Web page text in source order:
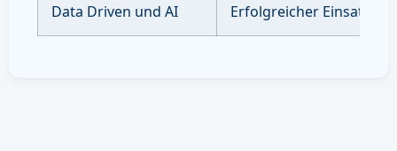
Data Driven und AI Erfolgreicher Einsatz